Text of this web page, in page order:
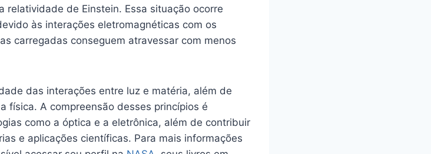
relatividade de Einstein. Essa situação ocorre
às interações eletromagnéticas com os
carregadas conseguem atravessar com menos
das interações entre luz e matéria, além de
física. A compreensão desses princípios é
como a óptica e a eletrônica, além de contribuir
e aplicações científicas. Para mais informações